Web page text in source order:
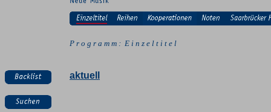
P r o g r a m m : E i n z e l t i t e l
aktuell